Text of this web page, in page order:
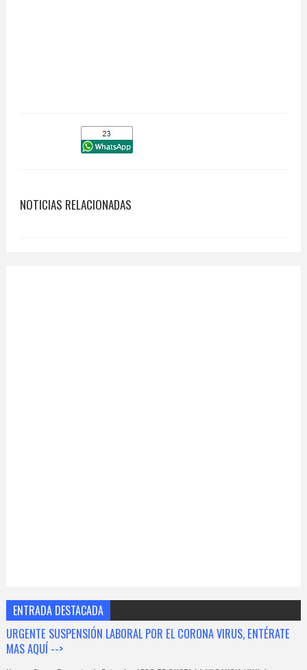
NOTICIAS RELACIONADAS
ENTRADA DESTACADA
URGENTE SUSPENSIÓN LABORAL POR EL CORONA VIRUS, ENTÉRATE
MAS AQUÍ -->